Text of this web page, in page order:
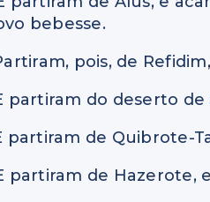
bebesse.
pois, de
partiram do deserto
partiram de Quibrote-
partiram de Hazerote,